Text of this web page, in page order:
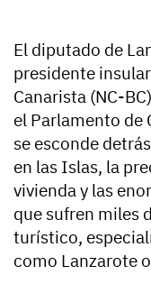
El diputado de
presidente
Canarista (NC-
el Parlamento de
se esconde
en las Islas, la
vivienda y las
que sufren miles
turístico,
como Lanzarote